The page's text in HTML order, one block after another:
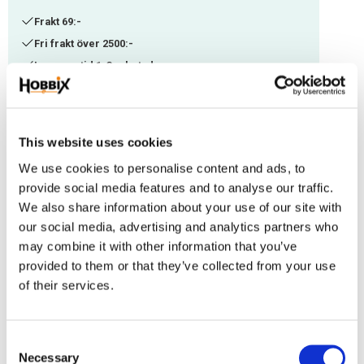
This website uses cookies
We use cookies to personalise content and ads, to
provide social media features and to analyse our traffic.
We also share information about your use of our site with
our social media, advertising and analytics partners who
may combine it with other information that you’ve
provided to them or that they’ve collected from your use
of their services.
Necessary
Frakt 69:-
Fri frakt över 2500:-
Leveranstid 1-3 arbetsdagar
Artikelnr
Paracord tillverkad i USA 100% nylon type II, tjocklek ca. 3 mm. brottstyrka
ca.192 kg. En smidig lina till mindre halsband el. armband. Snygg
tillsammans med paracord 550. som en dekorationslina eller som effekt.
Omdömen